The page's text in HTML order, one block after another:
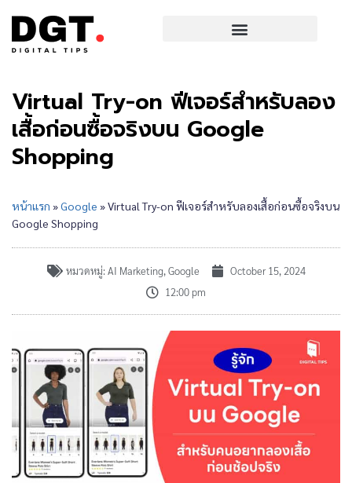
Virtual Try-on ฟีเจอร์สำหรับลอง
เสื้อก่อนซื้อจริงบน Google
Shopping
หน้าแรก »Google »Virtual Try-on ฟีเจอร์สำหรับลองเสื้อก่อนซื้อจริงบน
Google Shopping
หมวดหมู่: AI Marketing, Google
October 15, 2024
12:00 pm